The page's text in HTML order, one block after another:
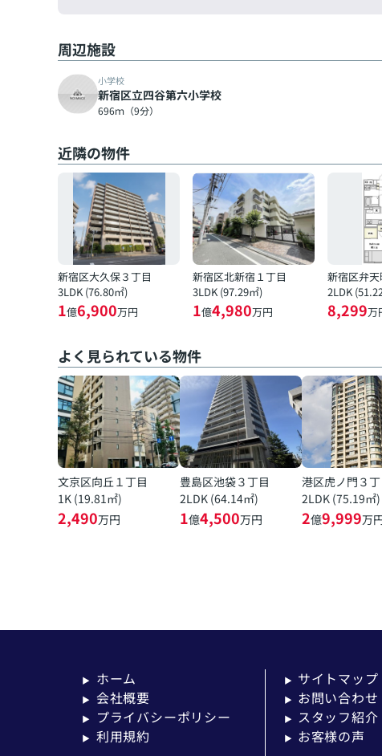
周辺施設
小学校
新宿区立四谷第六小学校
696ｍ（9分）
近隣の物件
新宿区大久保３丁目
3LDK (76.80㎡)
1億6,900万円
新宿区北新宿１丁目
3LDK (97.29㎡)
1億4,980万円
新宿区弁
2LDK
8,299万
よく見られている物件
文京区向丘１丁目
1K (19.81㎡)
2,490万円
豊島区池袋３丁目
2LDK (64.14㎡)
1億4,500万円
港区虎ノ門３丁
2LDK (75.19㎡)
2億9,999万
▶ ホーム
▶ 会社概要
▶ プライバシーポリシー
▶ 利用規約
▶ サイトマップ
▶ お問い合わせ
▶ スタッフ紹介
▶ お客様の声